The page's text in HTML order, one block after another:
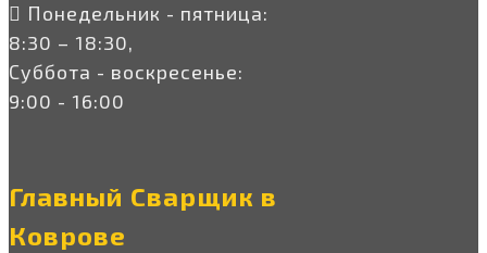
Понедельник - пятница:
8:30 – 18:30,
Суббота - воскресенье:
9:00 - 16:00
Главный Сварщик в
Коврове